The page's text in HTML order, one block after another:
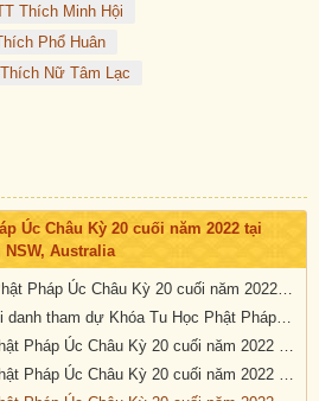
Thích Minh Hội
Phổ Huân
Nữ Tâm Lạc
Úc Châu Kỳ 20 cuối năm 2022 tại
Australia
Banner Khóa Tu Học Phật Pháp Úc Châu Kỳ 20 cuối năm 2022 tại Thiền Lâm Pháp Bảo, NSW, Australia
Danh sách học viên ghi danh tham dự Khóa Tu Học Phật Pháp Úc Châu Kỳ 20 cuối năm 2022 tại Thiền Lâm Pháp Bảo, NSW, Australia
Day 1: Khóa Tu Học Phật Pháp Úc Châu Kỳ 20 cuối năm 2022 tại Thiền Lâm Pháp Bảo, NSW, Australia
Day 2: Khóa Tu Học Phật Pháp Úc Châu Kỳ 20 cuối năm 2022 tại Thiền Lâm Pháp Bảo, NSW, Australia